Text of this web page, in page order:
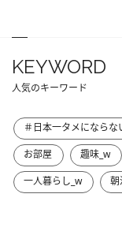
KEYWORD
人気のキーワード
＃日本一タメにならな
お部屋
趣味_w
一人暮らし_w
朝